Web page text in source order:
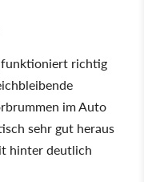
funktioniert richtig
im Auto
sehr gut heraus
hinter deutlich